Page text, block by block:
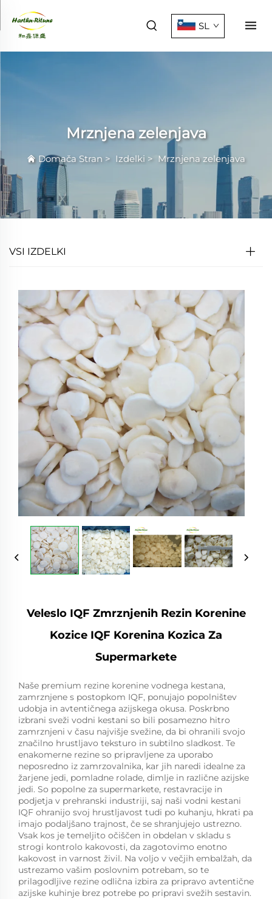
SL
Mrznjena zelenjava
Domača Stran > Izdelki > Mrznjena zelenjava
VSI IZDELKI
Veleslo IQF Zmrznjenih Rezin Korenine
Kozice IQF Korenina Kozica Za
Supermarkete
Naše premium rezine korenine vodnega kestana,
zamrznjene s postopkom IQF, ponujajo popolništev
udobja in avtentičnega azijskega okusa. Poskrbno
izbrani sveži vodni kestani so bili posamezno hitro
zamrznjeni v času najvišje svežine, da bi ohranili svojo
značilno hrustljavo teksturo in subtilno sladkost. Te
enakomerne rezine so pripravljene za uporabo
neposredno iz zamrzovalnika, kar jih naredi idealne za
žarjene jedi, pomladne rolade, dimlje in različne azijske
jedi. So popolne za supermarkete, restavracije in
podjetja v prehranski industriji, saj naši vodni kestani
IQF ohranijo svoj hrustljavost tudi po kuhanju, hkrati pa
imajo podaljšano trajnost, če se shranjujejo ustrezno.
Vsak kos je temeljito očiščen in obdelan v skladu s
strogi kontrolo kakovosti, da zagotovimo enotno
kakovost in varnost živil. Na voljo v večjih embalžah, da
ustrezamo vašim poslovnim potrebam, so te
prilagodljive rezine odlična izbira za pripravo avtentične
azijske kuhinje brez potrebe po pripravi svežih sestavin.